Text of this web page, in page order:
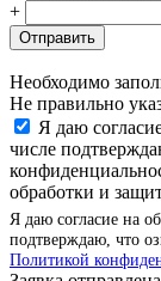
+
Отправить
Необходимо
Не правильно
Я даю
числе
обработки и
Я даю согласие на
подтверждаю, что
Политикой